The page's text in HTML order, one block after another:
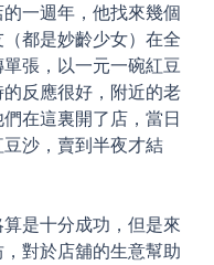
一週年，他找來幾個
都是妙齡少女）在全
張，以一元一碗紅豆
反應很好，附近的老
在這裏開了店，當日
沙，賣到半夜才結
是十分成功，但是來
對於店舖的生意幫助